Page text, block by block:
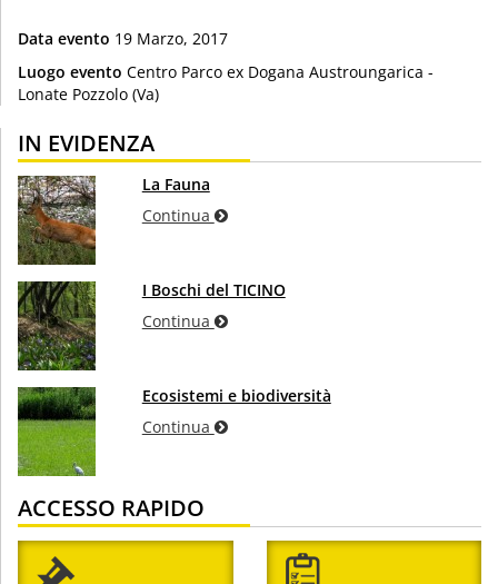
Data evento 19 Marzo, 2017
Luogo evento Centro Parco ex Dogana Austroungarica -
Lonate Pozzolo (Va)
IN EVIDENZA
La Fauna
Continua
I Boschi del TICINO
Continua
Ecosistemi e biodiversità
Continua
ACCESSO RAPIDO